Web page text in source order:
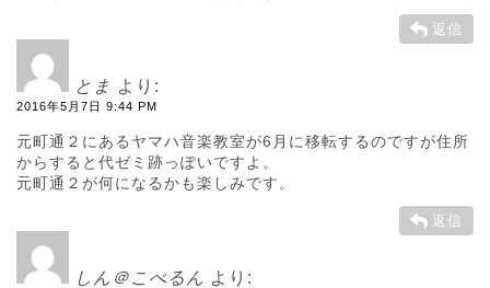
返信
とま より:
2016年5月7日 9:44 PM
元町通２にあるヤマハ音楽教室が6月に移転するのですが住所
からすると代ゼミ跡っぽいですよ。
元町通２が何になるかも楽しみです。
返信
しん＠こべるん より: